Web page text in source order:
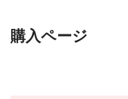
購入ページ